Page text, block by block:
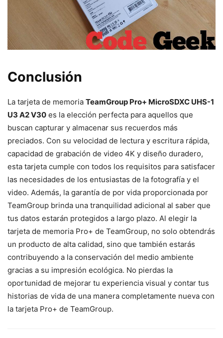
Conclusión
La tarjeta de memoria TeamGroup Pro+ MicroSDXC UHS-1
U3 A2 V30 es la elección perfecta para aquellos que
buscan capturar y almacenar sus recuerdos más
preciados. Con su velocidad de lectura y escritura rápida,
capacidad de grabación de video 4K y diseño duradero,
esta tarjeta cumple con todos los requisitos para satisfacer
las necesidades de los entusiastas de la fotografía y el
video. Además, la garantía de por vida proporcionada por
TeamGroup brinda una tranquilidad adicional al saber que
tus datos estarán protegidos a largo plazo. Al elegir la
tarjeta de memoria Pro+ de TeamGroup, no solo obtendrás
un producto de alta calidad, sino que también estarás
contribuyendo a la conservación del medio ambiente
gracias a su impresión ecológica. No pierdas la
oportunidad de mejorar tu experiencia visual y contar tus
historias de vida de una manera completamente nueva con
la tarjeta Pro+ de TeamGroup.